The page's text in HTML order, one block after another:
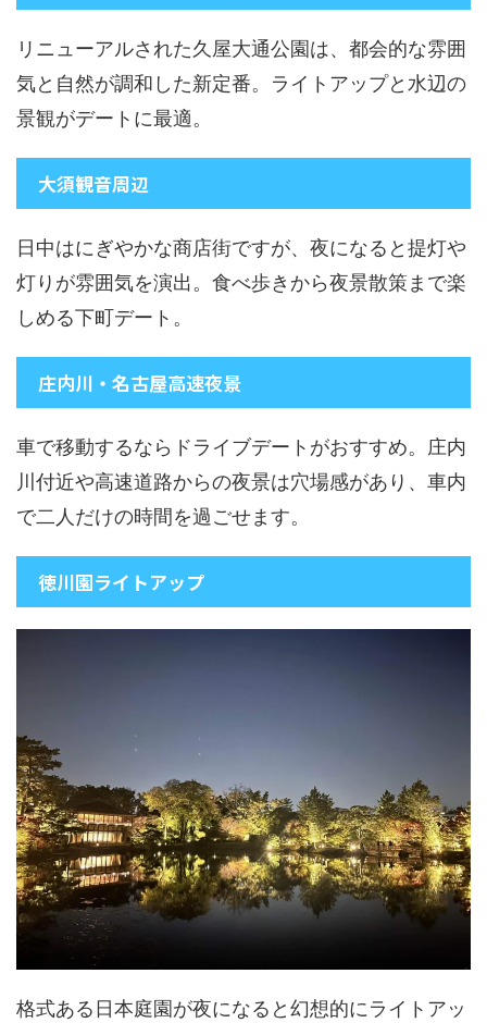
リニューアルされた久屋大通公園は、都会的な雰囲
気と自然が調和した新定番。ライトアップと水辺の
景観がデートに最適。
大須観音周辺
日中はにぎやかな商店街ですが、夜になると提灯や
灯りが雰囲気を演出。食べ歩きから夜景散策まで楽
しめる下町デート。
庄内川・名古屋高速夜景
車で移動するならドライブデートがおすすめ。庄内
川付近や高速道路からの夜景は穴場感があり、車内
で二人だけの時間を過ごせます。
徳川園ライトアップ
格式ある日本庭園が夜になると幻想的にライトアッ